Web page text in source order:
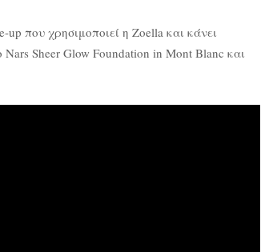
που χρησιμοποιεί η Zoella και κάνει
Sheer Glow Foundation in Mont Blanc και